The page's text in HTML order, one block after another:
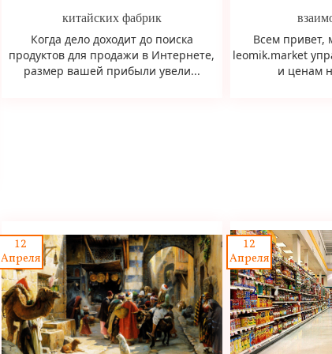
китайских фабрик
Когда дело доходит до поиска
продуктов для продажи в Интернете,
размер вашей прибыли увели...
Всем привет,
leomik.market
и ценам
12
Апреля
12
Апреля